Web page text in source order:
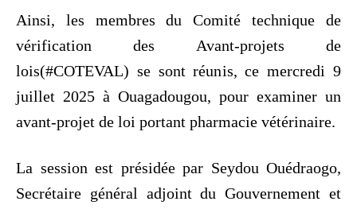
Ainsi, les membres du Comité technique de
vérification des Avant-projets de
lois(#COTEVAL) se sont réunis, ce mercredi 9
juillet 2025 à Ouagadougou, pour examiner un
avant-projet de loi portant pharmacie vétérinaire.
La session est présidée par Seydou Ouédraogo,
Secrétaire général adjoint du Gouvernement et